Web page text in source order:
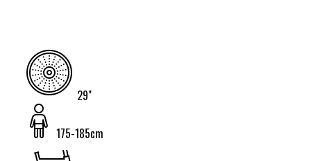
29"
175-185cm